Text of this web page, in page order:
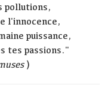
pollutions,
l'innocence,
puissance,
tes passions."
)